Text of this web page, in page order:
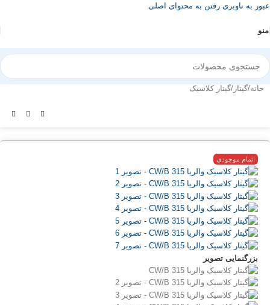
عبور به ناوبری رفتن به محتوای اصلی
منو
خانه/گیتار /گیتار کلاسیک
اتمام موجودی
بزرگنمایی تصویر